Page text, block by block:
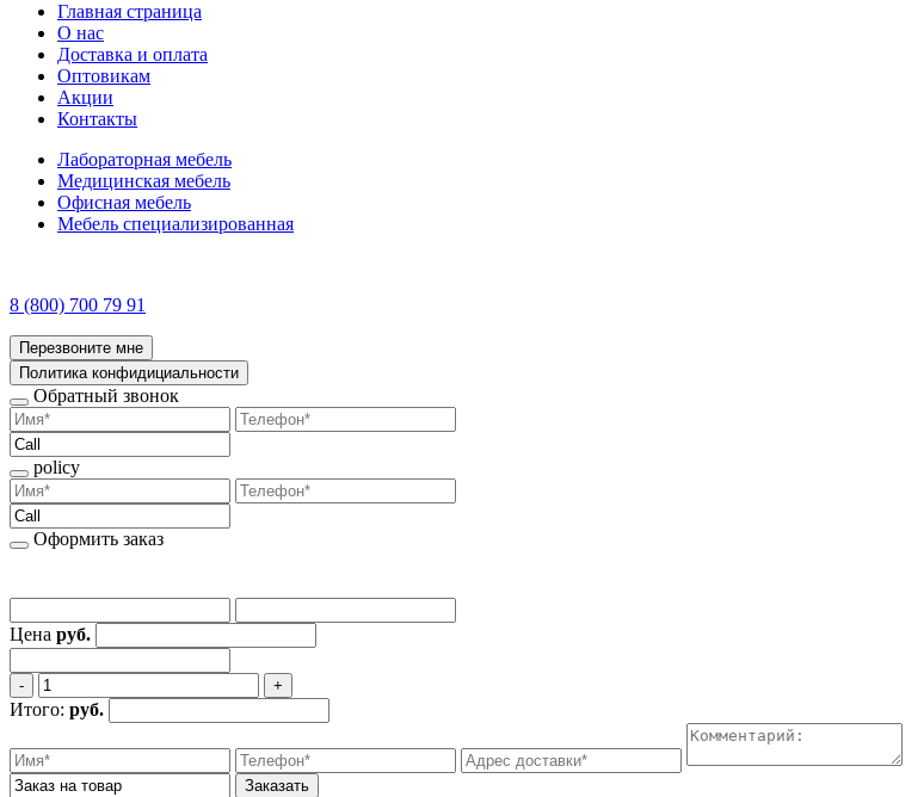
Главная страница
О нас
Доставка и оплата
Оптовикам
Акции
Контакты
Лабораторная мебель
Медицинская мебель
Офисная мебель
Мебель специализированная
8 (800) 700 79 91
Перезвоните мне
Политика конфидициальности
Обратный звонок
policy
Оформить заказ
Цена руб.
‐ +
Итого: руб.
Заказать